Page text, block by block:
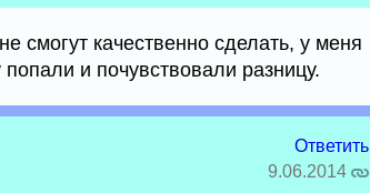
смогут качественно сделать, у меня
и почувствовали разницу.
Ответить
9.06.2014